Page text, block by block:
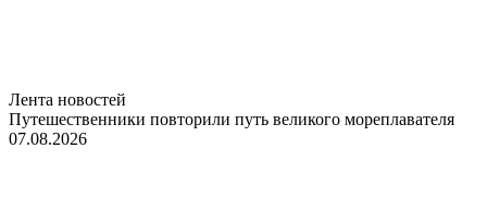
Лента новостей
Путешественники повторили путь великого мореплавателя
07.08.2026